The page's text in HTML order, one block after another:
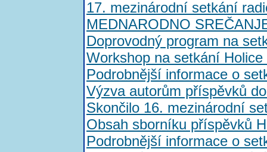
17. mezinárodní setkání
MEDNARODNO
Doprovodný program na
Workshop na setkání Holice
Podrobnější informace o
Výzva autorům příspěvků
Skončilo 16. mezinárodní
Obsah sborníku příspěvků
Podrobnější informace o